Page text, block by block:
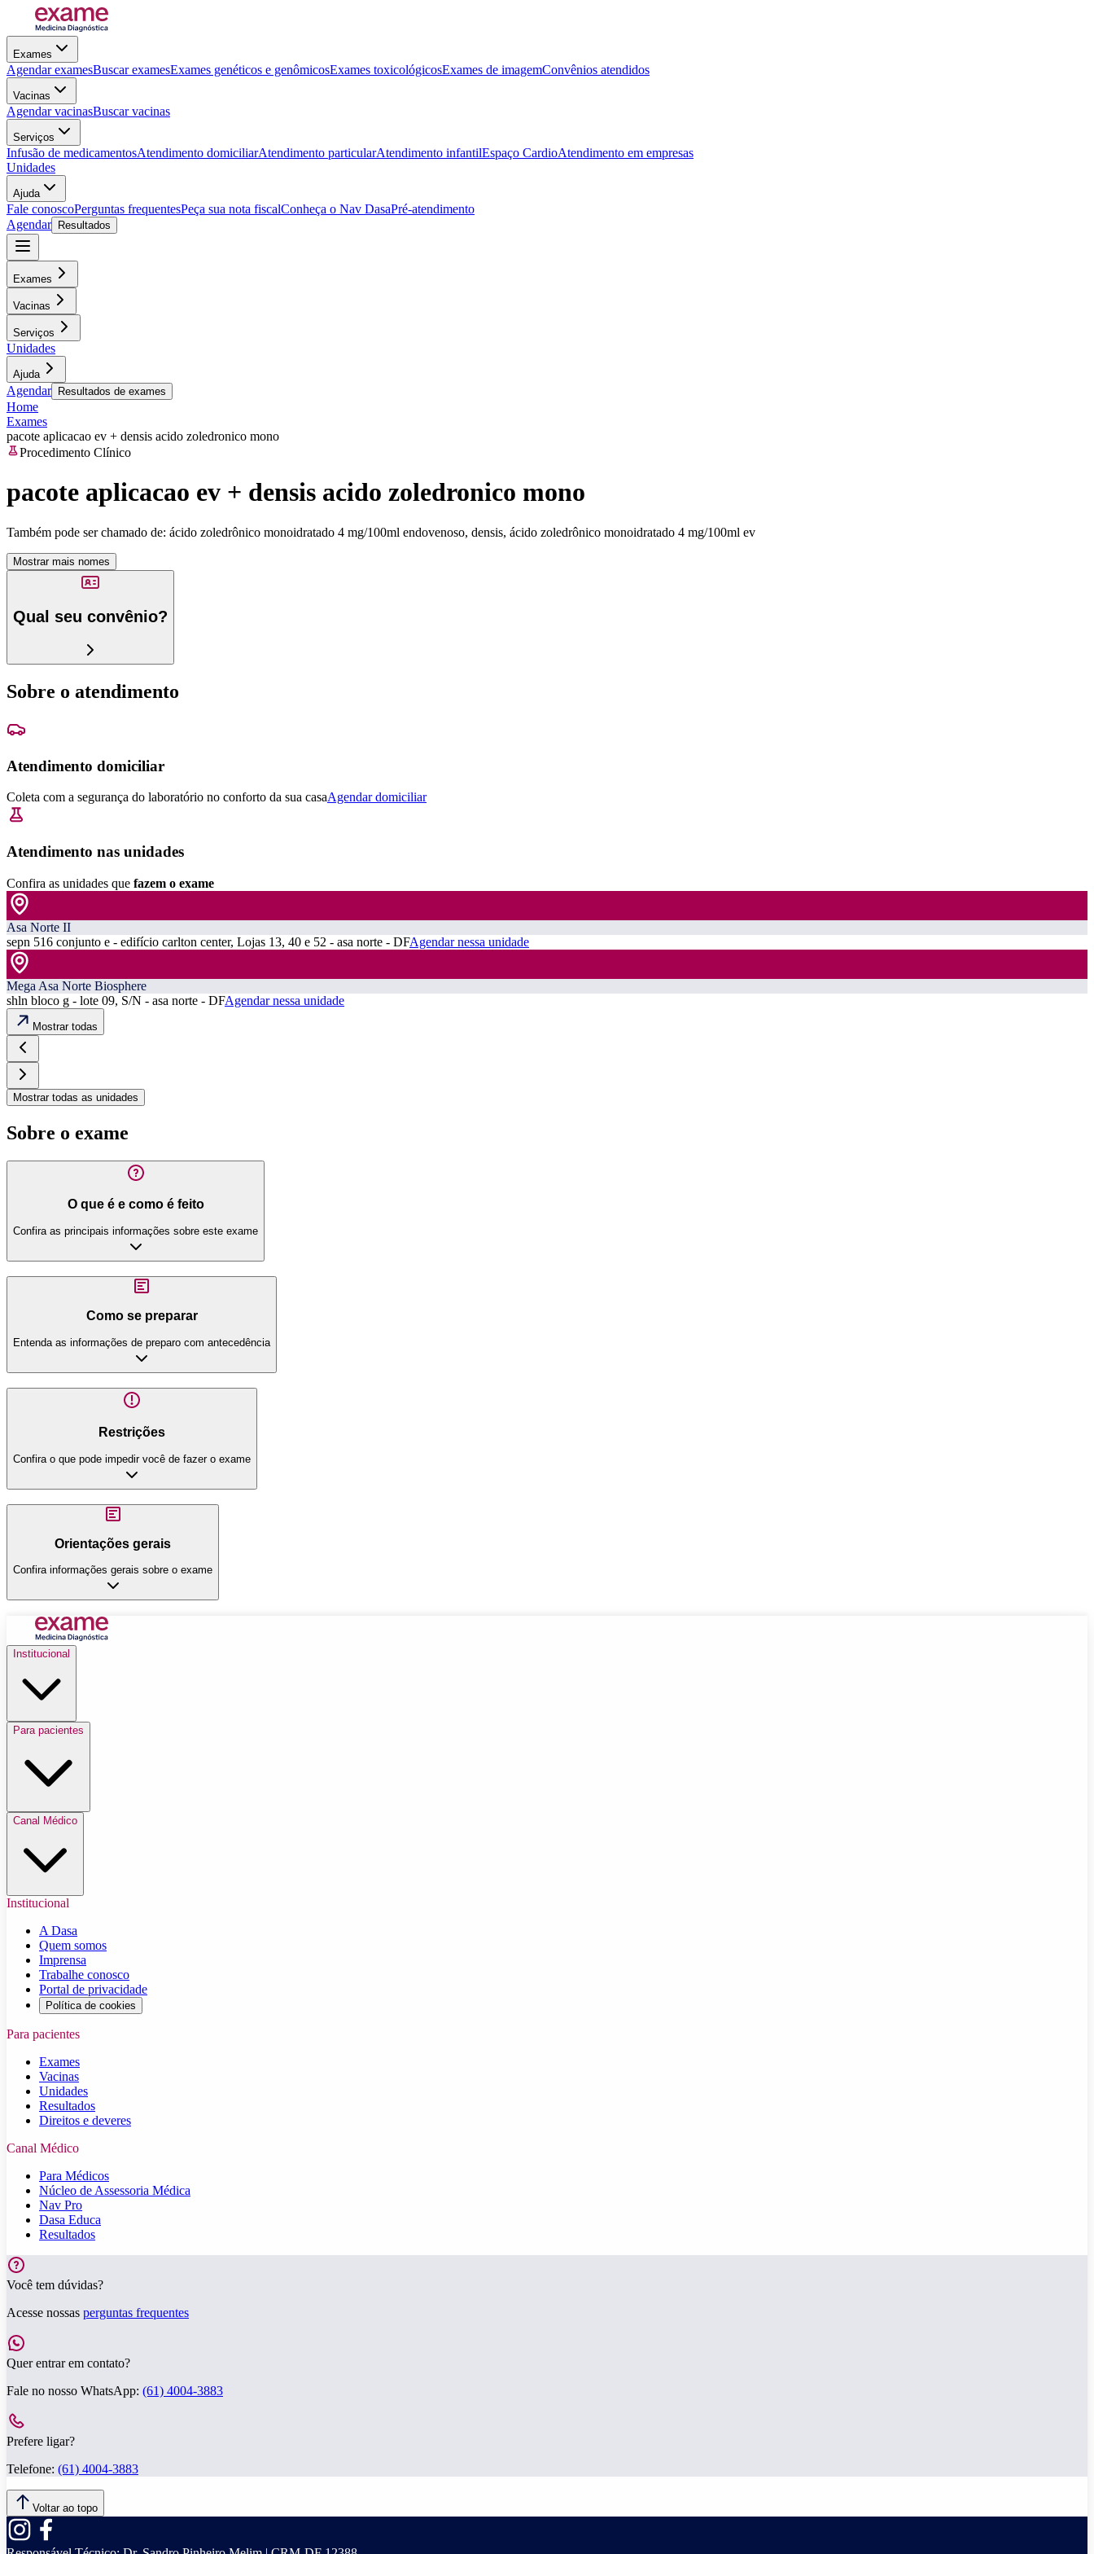
Exames
Agendar examesBuscar examesExames genéticos e genômicosExames toxicológicosExames de imagemConvênios atendidos
Vacinas
Agendar vacinasBuscar vacinas
Serviços
Infusão de medicamentosAtendimento domiciliarAtendimento particularAtendimento infantilEspaço CardioAtendimento em empresas
Unidades
Ajuda
Fale conoscoPerguntas frequentesPeça sua nota fiscalConheça o Nav DasaPré-atendimento
Agendar
Resultados
Exames
Vacinas
Serviços
Unidades
Ajuda
Agendar Resultados de exames
Home
Exames
pacote aplicacao ev + densis acido zoledronico mono
Procedimento Clínico
pacote aplicacao ev + densis acido zoledronico mono
Também pode ser chamado de: ácido zoledrônico monoidratado 4 mg/100ml endovenoso, densis, ácido zoledrônico monoidratado 4 mg/100ml ev
Mostrar mais nomes
Qual seu convênio?
Sobre o atendimento
Atendimento domiciliar
Coleta com a segurança do laboratório no conforto da sua casaAgendar domiciliar
Atendimento nas unidades
Confira as unidades que fazem o exame
Asa Norte II
sepn 516 conjunto e - edifício carlton center, Lojas 13, 40 e 52 - asa norte - DFAgendar nessa unidade
Mega Asa Norte Biosphere
shln bloco g - lote 09, S/N - asa norte - DFAgendar nessa unidade
Mostrar todas
Mostrar todas as unidades
Sobre o exame
O que é e como é feito
Confira as principais informações sobre este exame
Como se preparar
Entenda as informações de preparo com antecedência
Restrições
Confira o que pode impedir você de fazer o exame
Orientações gerais
Confira informações gerais sobre o exame
Institucional
Para pacientes
Canal Médico
Institucional
A Dasa
Quem somos
Imprensa
Trabalhe conosco
Portal de privacidade
Política de cookies
Para pacientes
Exames
Vacinas
Unidades
Resultados
Direitos e deveres
Canal Médico
Para Médicos
Núcleo de Assessoria Médica
Nav Pro
Dasa Educa
Resultados
Você tem dúvidas?
Acesse nossas perguntas frequentes
Quer entrar em contato?
Fale no nosso WhatsApp: (61) 4004-3883
Prefere ligar?
Telefone: (61) 4004-3883
Voltar ao topo